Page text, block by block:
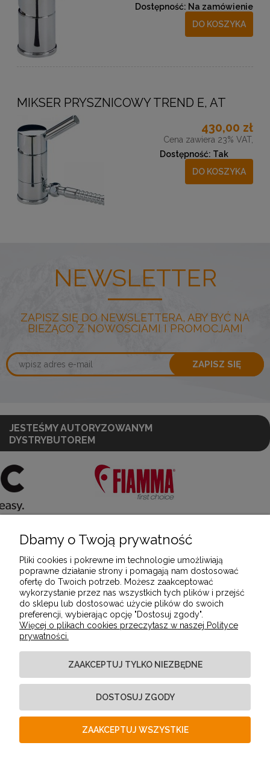
Dostępność: Na zamówienie
DO KOSZYKA
MIKSER PRYSZNICOWY TREND E, AT
430,00 zł
Cena zawiera 23% VAT,
Dostępność: Tak
DO KOSZYKA
NEWSLETTER
ZAPISZ SIĘ DO NEWSLETTERA, ABY BYĆ NA
BIEŻĄCO Z NOWOŚCIAMI I PROMOCJAMI
ZAPISZ SIĘ
JESTEŚMY AUTORYZOWANYM
DYSTRYBUTOREM
POMOC
MOJE KONTO
PŁATNOŚCI I DOSTAWA
INFORMACJE
O NAS
Dbamy o Twoją prywatność
Pliki cookies i pokrewne im technologie umożliwiają
poprawne działanie strony i pomagają nam dostosować
ofertę do Twoich potrzeb. Możesz zaakceptować
wykorzystanie przez nas wszystkich tych plików i przejść
do sklepu lub dostosować użycie plików do swoich
preferencji, wybierając opcję "Dostosuj zgody".
Więcej o plikach cookies przeczytasz w naszej Polityce
prywatności.
ZAAKCEPTUJ TYLKO NIEZBĘDNE
DOSTOSUJ ZGODY
ZAAKCEPTUJ WSZYSTKIE